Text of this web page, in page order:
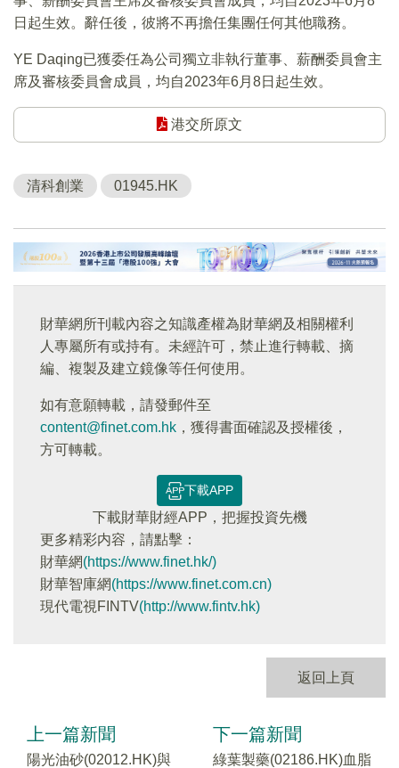
日起生效。辭任後，彼將不再擔任集團任何其他職務。
YE Daqing已獲委任為公司獨立非執行董事、薪酬委員會主
席及審核委員會成員，均自2023年6月8日起生效。
港交所原文
清科創業 01945.HK
財華網所刊載內容之知識產權為財華網及相關權利
人專屬所有或持有。未經許可，禁止進行轉載、摘
編、複製及建立鏡像等任何使用。
如有意願轉載，請發郵件至
content@finet.com.hk ，獲得書面確認及授權後，
方可轉載。
下載APP
下載財華財經APP，把握投資先機
更多精彩内容，請點擊：
財華網(https://www.finet.hk/)
財華智庫網(https://www.finet.com.cn)
現代電視FINTV(http://www.fintv.hk)
返回上頁
上一篇新聞
陽光油砂(02012.HK)與
下一篇新聞
綠葉製藥(02186.HK)血脂